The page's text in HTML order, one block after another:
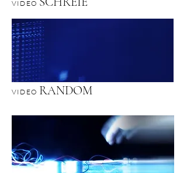
VIDEO
VIDEO RANDOM